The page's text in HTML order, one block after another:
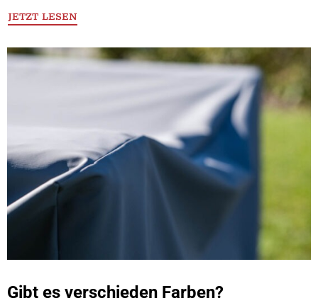
JETZT LESEN
Gibt es verschieden Farben?